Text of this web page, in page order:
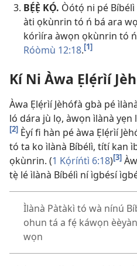
BẸ́Ẹ̀ KỌ́. Òótọ́ ni pé
àti ọkùnrin tó ń bá ara
kórìíra àwọn ọkùnrin tó
Róòmù 12:18.[1]
Kí Ni Àwa Ẹlẹ́rìí
Àwa Ẹlẹ́rìí Jèhófà gbà pé
ló dára jù lọ, àwọn ìlànà yẹn
[2] Èyí fi hàn pé àwa Ẹlẹ́rìí
tó ta ko ìlànà Bíbélì, títí kan
ọkùnrin. (1 Kọ́ríńtì 6:18)[3]
tẹ̀ lé ìlànà Bíbélì ní ìgbésí
Ìlànà Pàtàkì tó wà nínú
ohun tá a fẹ́ káwọn
wọn